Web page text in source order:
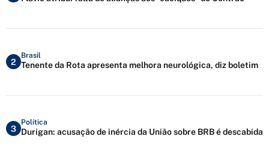
2
Brasil
Tenente da Rota apresenta melhora neurológica, diz boletim
3
Política
Durigan: acusação de inércia da União sobre BRB é descabida